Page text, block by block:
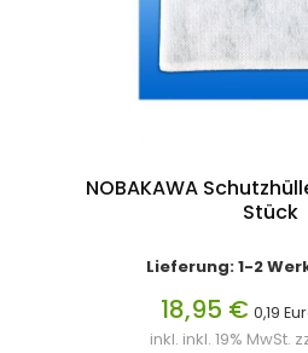
NOBAKAWA
Stück
Lieferung: 1-2
18,95 € 0,19
inkl. inkl. 19% MwSt.